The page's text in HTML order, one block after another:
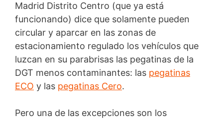
Madrid Distrito Centro (que ya está
funcionando) dice que solamente pueden
circular y aparcar en las zonas de
estacionamiento regulado los vehículos que
luzcan en su parabrisas las pegatinas de la
DGT menos contaminantes: las pegatinas
ECO y las pegatinas Cero.
Pero una de las excepciones son los